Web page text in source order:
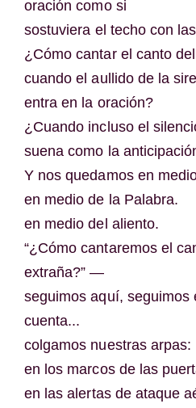
oración como si
sostuviera el techo con
¿Cómo cantar el canto
cuando el aullido de la
entra en la oración?
¿Cuando incluso el
suena como la
Y nos quedamos en
en medio de la Palabra.
en medio del aliento.
“¿Cómo cantaremos el
extraña?” —
seguimos aquí, seguimos
cuenta...
colgamos nuestras arpas:
en los marcos de las
en las alertas de ataque